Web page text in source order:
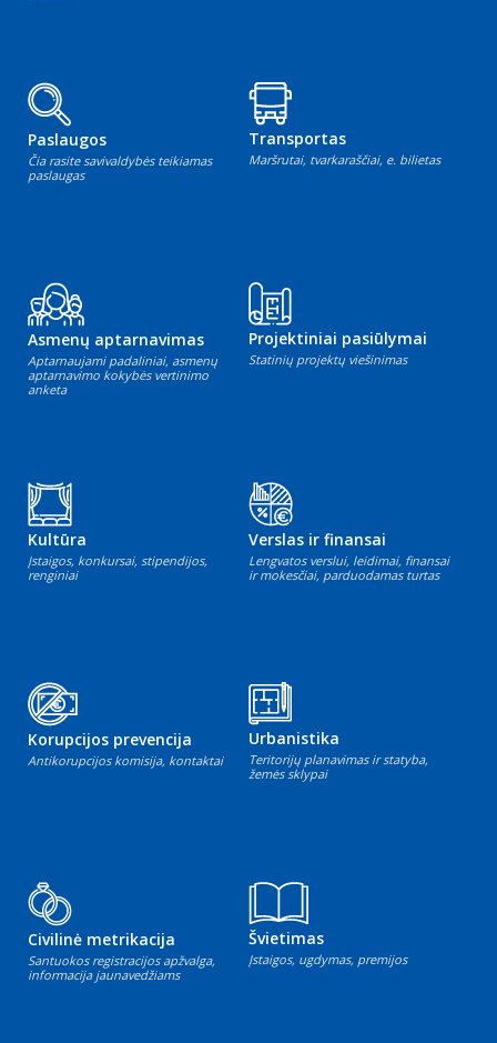
Paslaugos
Čia rasite savivaldybės teikiamas
paslaugas
Transportas
Maršrutai, tvarkaraščiai, e. bilietas
Asmenų aptarnavimas
Aptarnaujami padaliniai, asmenų
aptarnavimo kokybės vertinimo
anketa
Projektiniai pasiūlymai
Statinių projektų viešinimas
Kultūra
Įstaigos, konkursai, stipendijos,
renginiai
Verslas ir finansai
Lengvatos verslui, leidimai, finansai
ir mokesčiai, parduodamas turtas
Korupcijos prevencija
Antikorupcijos komisija, kontaktai
Urbanistika
Teritorijų planavimas ir statyba,
žemės sklypai
Civilinė metrikacija
Santuokos registracijos apžvalga,
informacija jaunavedžiams
Švietimas
Įstaigos, ugdymas, premijos